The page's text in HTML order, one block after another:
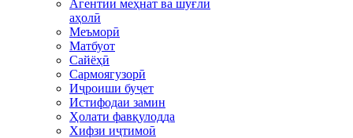
Агентии меҳнат ва шуғли
аҳолӣ
Меъморӣ
Матбуот
Сайёҳӣ
Сармоягузорӣ
Иҷроиши буҷет
Истифодаи замин
Ҳолати фавқулодда
Хифзи иҷтимоӣ